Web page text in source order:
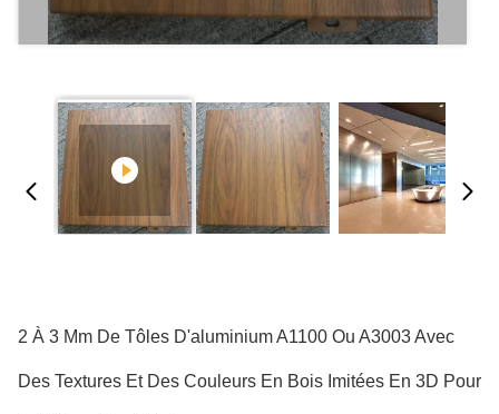
2 À 3 Mm De Tôles D'aluminium A1100 Ou A3003 Avec
Des Textures Et Des Couleurs En Bois Imitées En 3D Pour